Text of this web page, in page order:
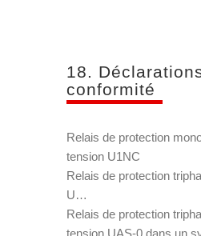
18.
conformité
Relais de protection
tension U1NC
Relais de protection
U…
Relais de protection
tension UAS-0 dans un